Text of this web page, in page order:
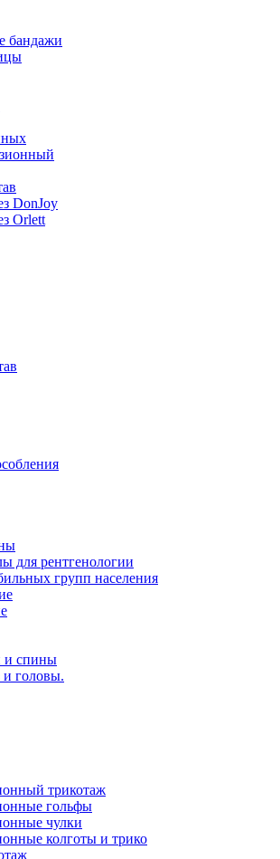
бандажи
DonJoy
Orlett
для рентгенологии
групп населения
и спины
и головы.
трикотаж
гольфы
чулки
колготы и трико